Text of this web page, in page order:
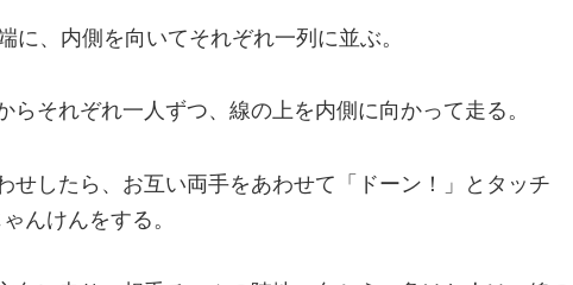
に、内側を向いてそれぞれ一列に並ぶ。
らそれぞれ一人ずつ、線の上を内側に向かって走る。
せしたら、お互い両手をあわせて「ドーン！」とタッチ
んけんをする。